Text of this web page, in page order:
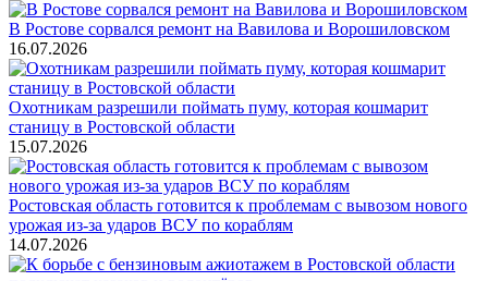
В Ростове сорвался ремонт на Вавилова и Ворошиловском
16.07.2026
Охотникам разрешили поймать пуму, которая кошмарит
станицу в Ростовской области
15.07.2026
Ростовская область готовится к проблемам с вывозом нового
урожая из-за ударов ВСУ по кораблям
14.07.2026